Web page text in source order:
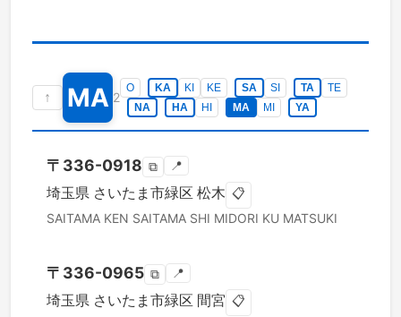
↑ MA 2
O KA KI KE SA SI TA
TE
NA
HA HI MA MI YA
〒 336-0918 ⧉ 📍
埼玉県 さいたま市緑区 松木 📋
SAITAMA KEN SAITAMA SHI MIDORI KU MATSUKI
〒 336-0965 ⧉ 📍
埼玉県 さいたま市緑区 間宮 📋